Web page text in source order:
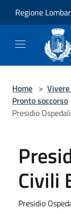
Regione
Home >
Pronto soccorso
Presidio
Civili
Presidio